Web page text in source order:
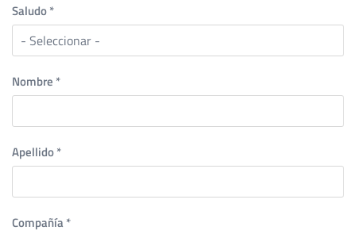
Saludo*
Nombre *
Apellido*
Compañía*